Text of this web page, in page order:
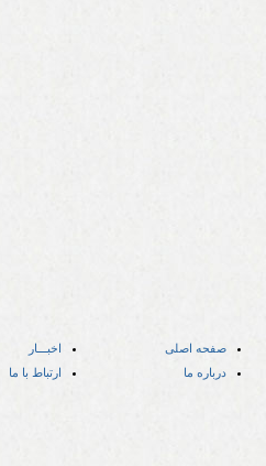
صفحه اصلی
اخبـــار
درباره ما
ارتباط با ما